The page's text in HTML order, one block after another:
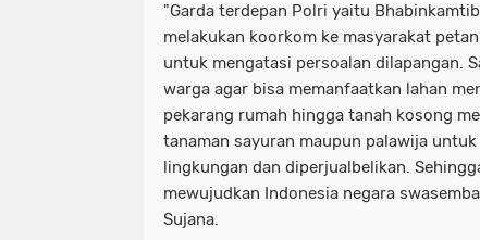
"Garda terdepan Polri yaitu
melakukan koorkom ke masyarakat
untuk mengatasi persoalan dilapangan.
warga agar bisa memanfaatkan lahan
pekarang rumah hingga tanah kosong
tanaman sayuran maupun palawija
lingkungan dan diperjualbelikan.
mewujudkan Indonesia negara
Sujana.